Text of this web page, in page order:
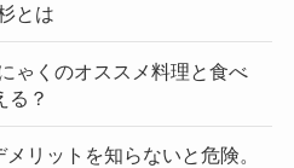
とは
ゃくのオススメ料理と食べ
る？
リットを知らないと危険。